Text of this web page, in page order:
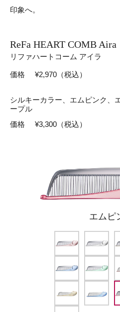
印象へ。
ReFa HEART COMB Aira
リファハートコーム アイラ
価格 ¥2,970（税込）
シルキーカラー、エムピンク、
ープル
価格 ¥3,300（税込）
エムピ